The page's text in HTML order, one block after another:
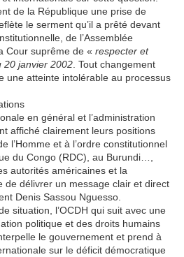
de la République une prise de
le serment qu’il a prêté devant
de l’Assemblée
Cour suprême de « respecter et
20 janvier 2002 . Tout changement
une atteinte intolérable au processus
en général et l’administration
affiché clairement leurs positions
l’Homme et à l’ordre constitutionnel
du Congo (RDC), au Burundi…,
autorités américaines et la
de délivrer un message clair et direct
Denis Sassou Nguesso.
situation, l’OCDH qui suit avec une
politique et des droits humains
le gouvernement et prend à
sur le déficit démocratique